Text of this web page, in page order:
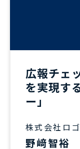
広報チェ
を実現す
ー」
株式会社ロ
野﨑智裕